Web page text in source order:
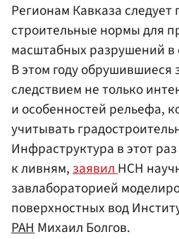
Регионам Кавказа следует
строительные нормы для
масштабных разрушений в
В этом году обрушившиеся
следствием не только
и особенностей рельефа,
учитывать
Инфраструктура в этот
к ливням,заявилНСН
завлабораторией
поверхностных вод
РАНМихаил Болгов.